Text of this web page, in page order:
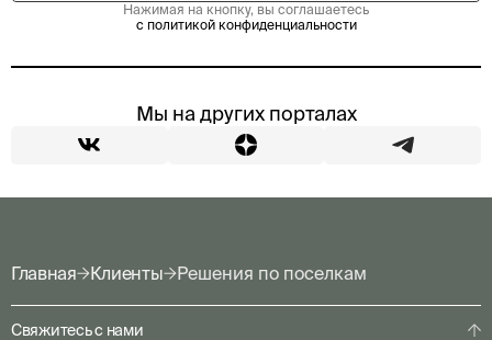
Нажимая на кнопку, вы соглашаетесь
с политикой конфиденциальности
Мы на других порталах
Главная Клиенты Решения по поселкам
Свяжитесь с нами